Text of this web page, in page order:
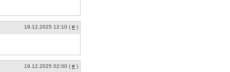
18.12.2025 12:10 ( # )
19.12.2025 02:00 ( # )